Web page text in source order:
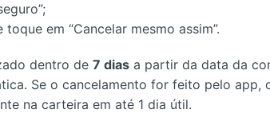
em “Cancelar mesmo assim”.
dentro de7 dias a partir da data da
Se o cancelamento for feito pelo app,
na carteira em até 1 dia útil.